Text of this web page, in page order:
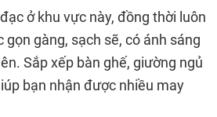
ở khu vực này, đồng thời luôn
gàng, sạch sẽ, có ánh sáng
Sắp xếp bàn ghế, giường ngủ
bạn nhận được nhiều may